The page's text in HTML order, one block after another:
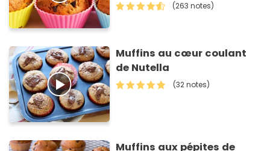
(263 notes)
Muffins au cœur coulant
de Nutella
(32 notes)
Muffins aux pépites de